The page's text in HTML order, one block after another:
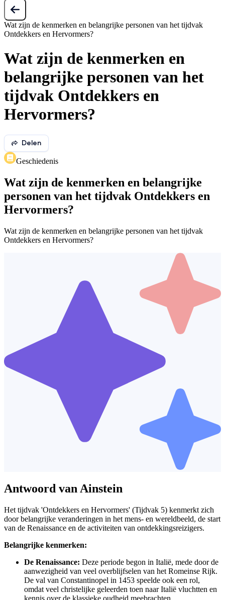
Wat zijn de kenmerken en belangrijke personen van het tijdvak
Ontdekkers en Hervormers?
Wat zijn de kenmerken en
belangrijke personen van het
tijdvak Ontdekkers en
Hervormers?
Delen
Geschiedenis
Wat zijn de kenmerken en belangrijke
personen van het tijdvak Ontdekkers en
Hervormers?
Wat zijn de kenmerken en belangrijke personen van het tijdvak
Ontdekkers en Hervormers?
Antwoord van Ainstein
Het tijdvak 'Ontdekkers en Hervormers' (Tijdvak 5) kenmerkt zich
door belangrijke veranderingen in het mens- en wereldbeeld, de start
van de Renaissance en de activiteiten van ontdekkingsreizigers.
Belangrijke kenmerken:
De Renaissance: Deze periode begon in Italië, mede door de
aanwezigheid van veel overblijfselen van het Romeinse Rijk.
De val van Constantinopel in 1453 speelde ook een rol,
omdat veel christelijke geleerden toen naar Italië vluchtten en
kennis over de klassieke oudheid meebrachten.